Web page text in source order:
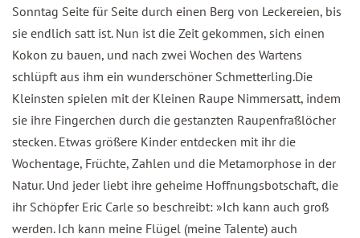
Sonntag Seite für Seite durch einen Berg von Leckereien, bis
sie endlich satt ist. Nun ist die Zeit gekommen, sich einen
Kokon zu bauen, und nach zwei Wochen des Wartens
schlüpft aus ihm ein wunderschöner Schmetterling.Die
Kleinsten spielen mit der Kleinen Raupe Nimmersatt, indem
sie ihre Fingerchen durch die gestanzten Raupenfraßlöcher
stecken. Etwas größere Kinder entdecken mit ihr die
Wochentage, Früchte, Zahlen und die Metamorphose in der
Natur. Und jeder liebt ihre geheime Hoffnungsbotschaft, die
ihr Schöpfer Eric Carle so beschreibt: »Ich kann auch groß
werden. Ich kann meine Flügel (meine Talente) auch